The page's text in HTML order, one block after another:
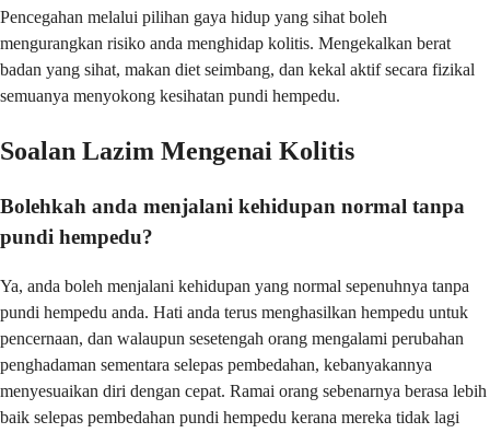
Pencegahan melalui pilihan gaya hidup yang sihat boleh
mengurangkan risiko anda menghidap kolitis. Mengekalkan berat
badan yang sihat, makan diet seimbang, dan kekal aktif secara fizikal
semuanya menyokong kesihatan pundi hempedu.
Soalan Lazim Mengenai Kolitis
Bolehkah anda menjalani kehidupan normal tanpa
pundi hempedu?
Ya, anda boleh menjalani kehidupan yang normal sepenuhnya tanpa
pundi hempedu anda. Hati anda terus menghasilkan hempedu untuk
pencernaan, dan walaupun sesetengah orang mengalami perubahan
penghadaman sementara selepas pembedahan, kebanyakannya
menyesuaikan diri dengan cepat. Ramai orang sebenarnya berasa lebih
baik selepas pembedahan pundi hempedu kerana mereka tidak lagi